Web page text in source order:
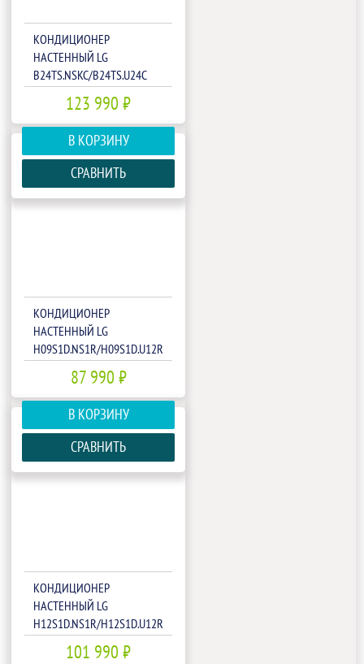
КОНДИЦИОНЕР
НАСТЕННЫЙ LG
B24TS.NSKC/B24TS.U24C
123 990 ₽
В КОРЗИНУ
СРАВНИТЬ
КОНДИЦИОНЕР
НАСТЕННЫЙ LG
H09S1D.NS1R/H09S1D.U12R
87 990 ₽
В КОРЗИНУ
СРАВНИТЬ
КОНДИЦИОНЕР
НАСТЕННЫЙ LG
H12S1D.NS1R/H12S1D.U12R
101 990 ₽